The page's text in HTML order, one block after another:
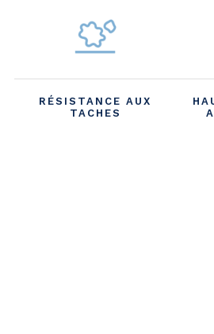
RÉSISTANCE AUX
TACHES